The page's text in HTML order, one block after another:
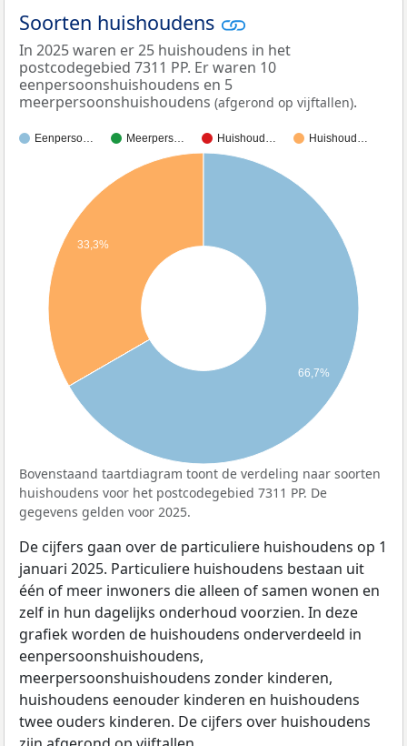
Soorten huishoudens
In 2025 waren er 25 huishoudens in het
postcodegebied 7311 PP. Er waren 10
eenpersoonshuishoudens en 5
meerpersoonshuishoudens (afgerond op vijftallen).
Eenperso… Meerpers… Huishoud… Huishoud…
33,3%
66,7%
Bovenstaand taartdiagram toont de verdeling naar soorten
huishoudens voor het postcodegebied 7311 PP. De
gegevens gelden voor 2025.
De cijfers gaan over de particuliere huishoudens op 1
januari 2025. Particuliere huishoudens bestaan uit
één of meer inwoners die alleen of samen wonen en
zelf in hun dagelijks onderhoud voorzien. In deze
grafiek worden de huishoudens onderverdeeld in
eenpersoonshuishoudens,
meerpersoonshuishoudens zonder kinderen,
huishoudens eenouder kinderen en huishoudens
twee ouders kinderen. De cijfers over huishoudens